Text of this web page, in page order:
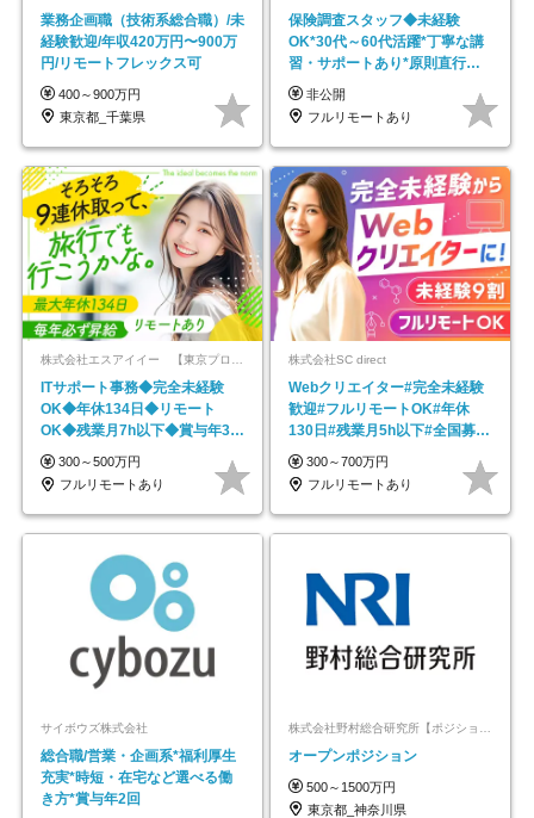
業務企画職（技術系総合職）/未
経験歓迎/年収420万円〜900万
円/リモートフレックス可
400～900万円
東京都_千葉県
保険調査スタッフ◆未経験
OK*30代～60代活躍*丁寧な講
習・サポートあり*原則直行直
帰／全国募集・業務委託
非公開
フルリモートあり
ITサポート事務◆完全未経験
OK◆年休134日◆リモート
OK◆残業月7h以下◆賞与年3回
◆5年目まで必ず昇給
300～500万円
フルリモートあり
株式会社SC direct
Webクリエイター#完全未経験
歓迎#フルリモートOK#年休
130日#残業月5h以下#全国募集
#最大1年の研修
300～700万円
フルリモートあり
サイボウズ株式会社
総合職/営業・企画系*福利厚生
充実*時短・在宅など選べる働
き方*賞与年2回
オープンポジション
500～1500万円
東京都_神奈川県